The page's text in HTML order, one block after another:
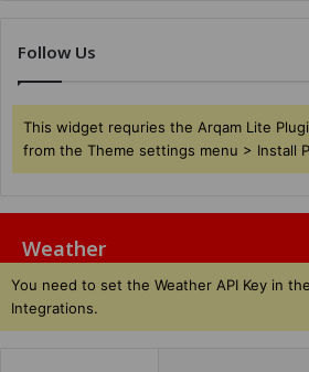
Follow Us
This widget requries the Arqam Lite
from the Theme settings menu > Install
Weather
You need to set the Weather API Key in
Integrations.